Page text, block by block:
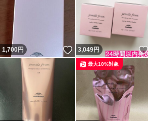
1,700円 いいね！
3,049円
最大10%対象